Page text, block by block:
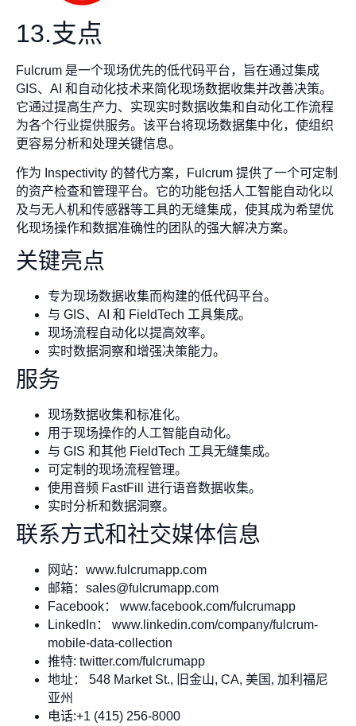
13.支点
Fulcrum 是一个现场优先的低代码平台，旨在通过集成
GIS、AI 和自动化技术来简化现场数据收集并改善决策。
它通过提高生产力、实现实时数据收集和自动化工作流程
为各个行业提供服务。该平台将现场数据集中化，使组织
更容易分析和处理关键信息。
作为 Inspectivity 的替代方案，Fulcrum 提供了一个可定制
的资产检查和管理平台。它的功能包括人工智能自动化以
及与无人机和传感器等工具的无缝集成，使其成为希望优
化现场操作和数据准确性的团队的强大解决方案。
关键亮点
专为现场数据收集而构建的低代码平台。
与 GIS、AI 和 FieldTech 工具集成。
现场流程自动化以提高效率。
实时数据洞察和增强决策能力。
服务
现场数据收集和标准化。
用于现场操作的人工智能自动化。
与 GIS 和其他 FieldTech 工具无缝集成。
可定制的现场流程管理。
使用音频 FastFill 进行语音数据收集。
实时分析和数据洞察。
联系方式和社交媒体信息
网站：www.fulcrumapp.com
邮箱： sales@fulcrumapp.com
Facebook： www.facebook.com/fulcrumapp
LinkedIn： www.linkedin.com/company/fulcrum-
mobile-data-collection
推特: twitter.com/fulcrumapp
地址： 548 Market St., 旧金山, CA, 美国, 加利福尼
亚州
电话:+1 (415) 256-8000